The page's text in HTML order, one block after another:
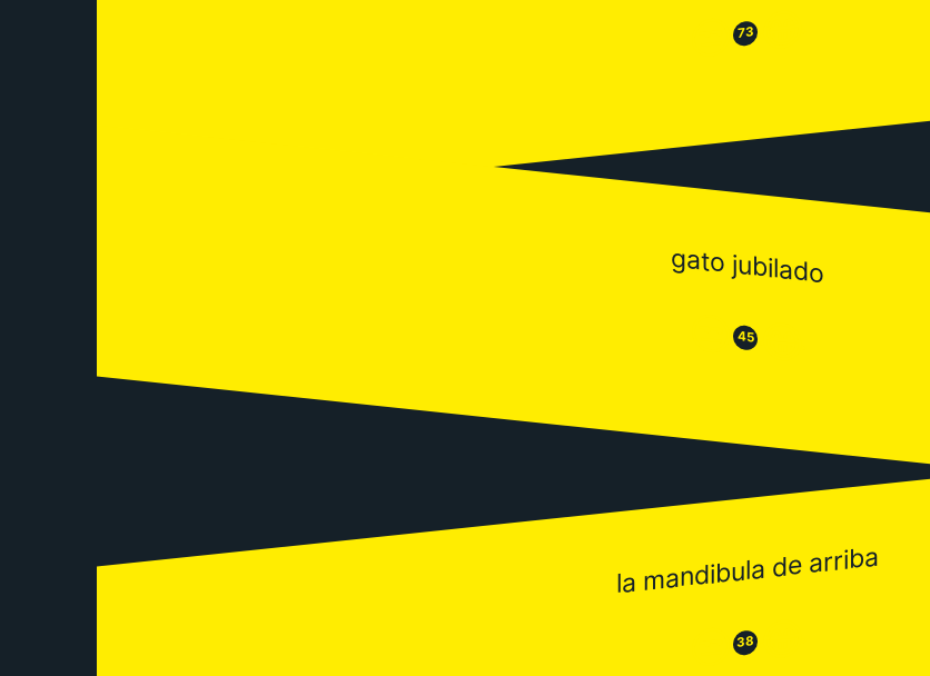
😒 73 😂
gato jubilado
😒 45 😂
la mandibula de arriba
😒38 😂